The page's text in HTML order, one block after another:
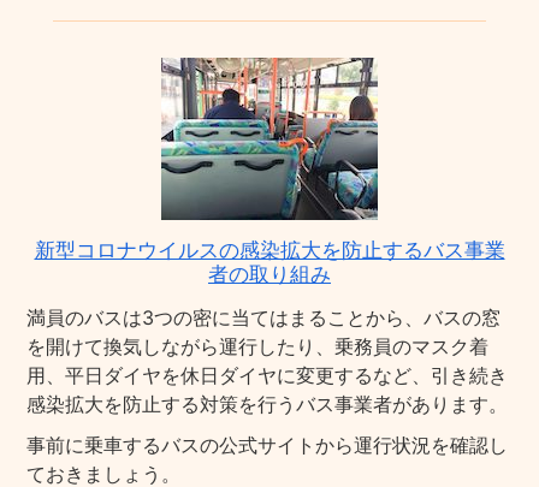
新型コロナウイルスの感染拡大を防止するバス事業
者の取り組み
満員のバスは3つの密に当てはまることから、バスの窓
を開けて換気しながら運行したり、乗務員のマスク着
用、平日ダイヤを休日ダイヤに変更するなど、引き続き
感染拡大を防止する対策を行うバス事業者があります。
事前に乗車するバスの公式サイトから運行状況を確認し
ておきましょう。